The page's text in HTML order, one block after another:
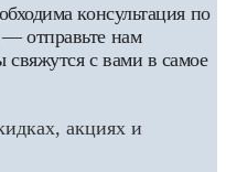
консультация по
отправьте нам
с вами в самое
акциях и